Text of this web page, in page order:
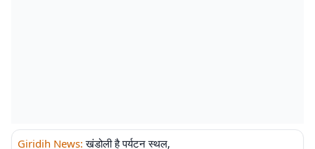
Giridih News: खंडोली है पर्यटन स्थल,